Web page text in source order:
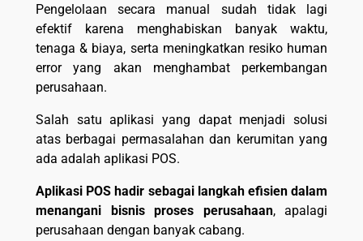
Pengelolaan secara manual sudah tidak lagi
efektif karena menghabiskan banyak waktu,
tenaga & biaya, serta meningkatkan resiko human
error yang akan menghambat perkembangan
perusahaan.
Salah satu aplikasi yang dapat menjadi solusi
atas berbagai permasalahan dan kerumitan yang
ada adalah aplikasi POS.
Aplikasi POS hadir sebagai langkah efisien dalam
menangani bisnis proses perusahaan, apalagi
perusahaan dengan banyak cabang.